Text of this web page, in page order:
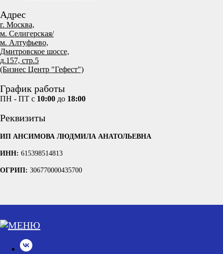
Адрес
г. Москва,
м. Селигерская/
м. Алтуфьево,
Дмитровское шоссе,
д.157, стр.5
(Бизнес Центр "Гефест")
График работы
ПН - ПТ с 10:00 до 18:00
Реквизиты
ИП АНСИМОВА ЛЮДМИЛА АНАТОЛЬЕВНА
ИНН: 615398514813
ОГРИП: 306770000435700